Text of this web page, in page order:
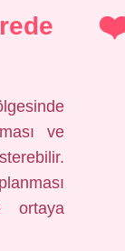
ve
ortaya